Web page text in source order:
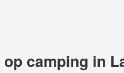
camping in